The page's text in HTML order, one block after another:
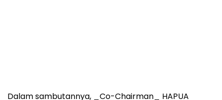
Dalam sambutannya, _Co-Chairman_ HAPUA